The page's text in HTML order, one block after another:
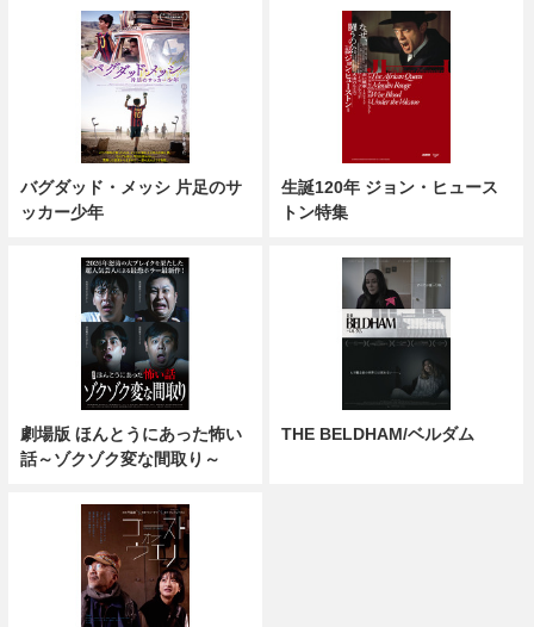
バグダッド・メッシ 片足のサ
ッカー少年
生誕120年 ジョン・ヒュース
トン特集
劇場版 ほんとうにあった怖い
話～ゾクゾク変な間取り～
THE BELDHAM/ベルダム